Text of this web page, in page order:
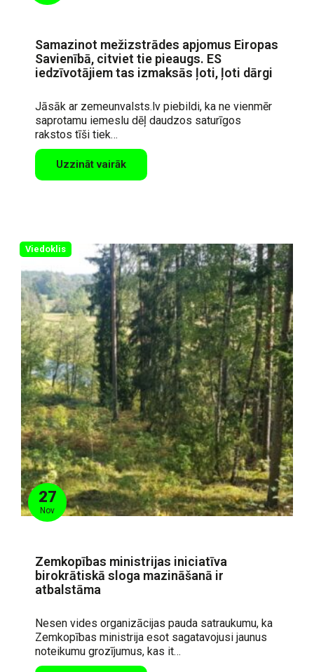
Samazinot mežizstrādes apjomus Eiropas
Savienībā, citviet tie pieaugs. ES
iedzīvotājiem tas izmaksās ļoti, ļoti dārgi
Jāsāk ar zemeunvalsts.lv piebildi, ka ne vienmēr
saprotamu iemeslu dēļ daudzos saturīgos
rakstos tīši tiek…
Uzzināt vairāk
27
Nov
Viedoklis
Zemkopības ministrijas iniciatīva
birokrātiskā sloga mazināšanā ir
atbalstāma
Nesen vides organizācijas pauda satraukumu, ka
Zemkopības ministrija esot sagatavojusi jaunus
noteikumu grozījumus, kas it…